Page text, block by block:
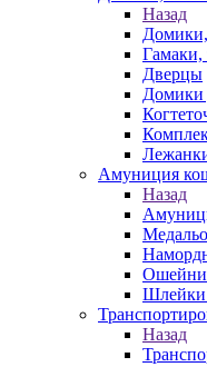
Назад
Гамаки,
Дверцы
Домики
Амуниция
Назад
Шлейки
Назад